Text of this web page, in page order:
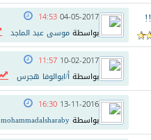
04-05-2017
14:53
بواسطةموسى عبد الماجد
10-02-2017
11:57
بواسطةأ/ابوالوفا هجرس
13-11-2016
16:30
بواسطةmohammadalsharaby